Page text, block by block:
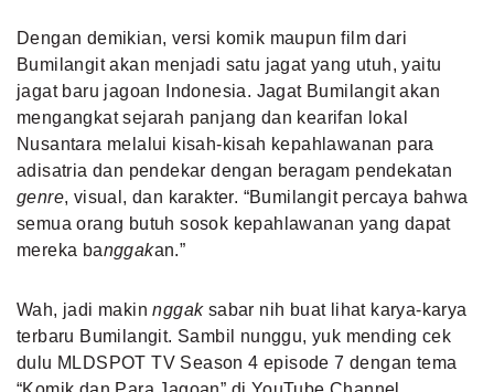
Dengan demikian, versi komik maupun film dari
Bumilangit akan menjadi satu jagat yang utuh, yaitu
jagat baru jagoan Indonesia. Jagat Bumilangit akan
mengangkat sejarah panjang dan kearifan lokal
Nusantara melalui kisah-kisah kepahlawanan para
adisatria dan pendekar dengan beragam pendekatan
genre, visual, dan karakter. “Bumilangit percaya bahwa
semua orang butuh sosok kepahlawanan yang dapat
mereka banggakan.”
Wah, jadi makinnggaksabar nih buat lihat karya-karya
terbaru Bumilangit. Sambil nunggu, yuk mending cek
dulu MLDSPOT TV Season 4 episode 7 dengan tema